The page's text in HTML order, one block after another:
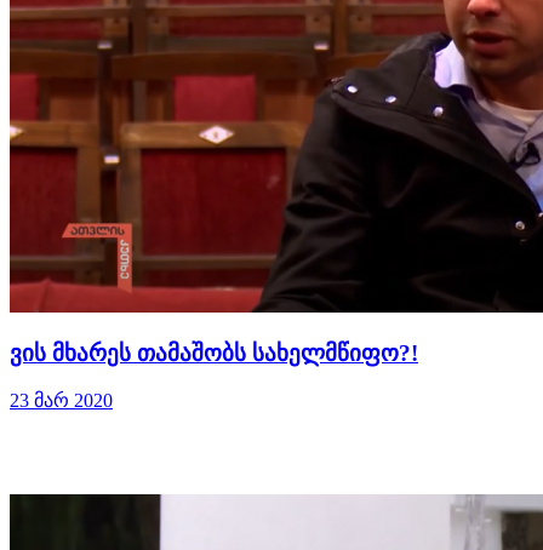
ვის მხარეს თამაშობს სახელმწიფო?!
23 მარ 2020